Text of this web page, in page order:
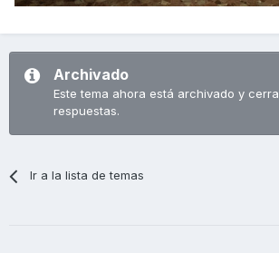
Archivado
Este tema ahora está archivado y
respuestas.
Ir a la lista de temas